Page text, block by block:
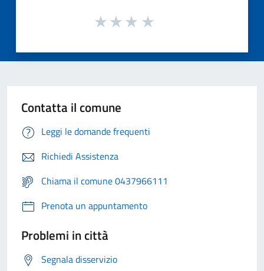
Contatta il comune
Leggi le domande frequenti
Richiedi Assistenza
Chiama il comune 0437966111
Prenota un appuntamento
Problemi in città
Segnala disservizio